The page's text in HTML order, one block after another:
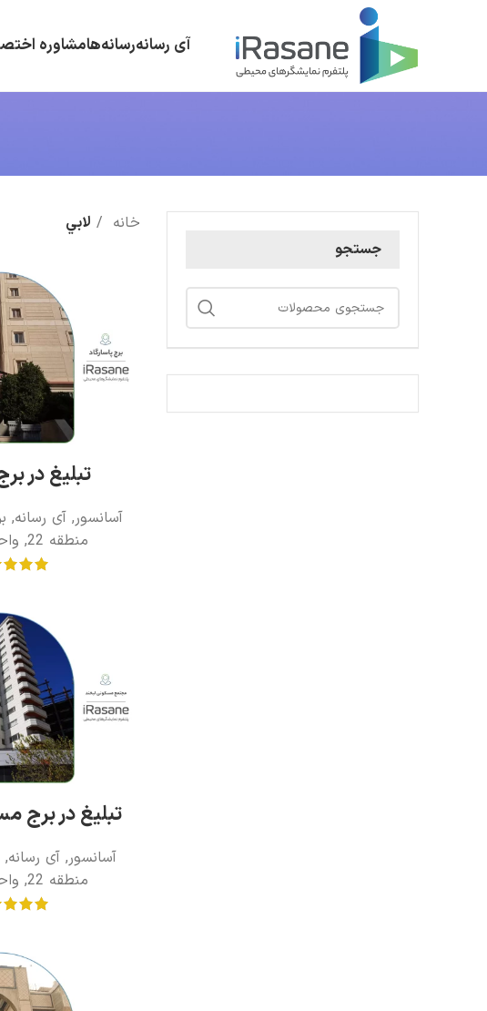
آی رسانهرسانه‌هامشاوره
جستجو
خانه لابي
تبلیغ در
آسانسور, آی رسانه,
منطقه 22
,
تبلیغ در برج
آسانسور,آی رسانه,
منطقه 22
,